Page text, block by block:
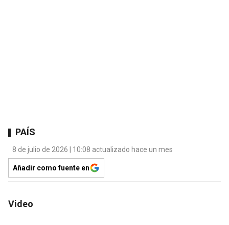
PAÍS
8 de julio de 2026 | 10:08 actualizado hace un mes
Añadir como fuente en
Video